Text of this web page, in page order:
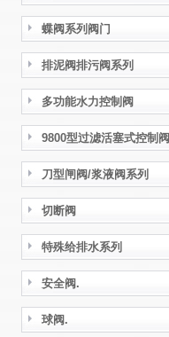
蝶阀系列阀门
排泥阀排污阀系列
多功能水力控制阀
9800型过滤活塞式控制阀
刀型闸阀/浆液阀系列
切断阀
特殊给排水系列
安全阀.
球阀.